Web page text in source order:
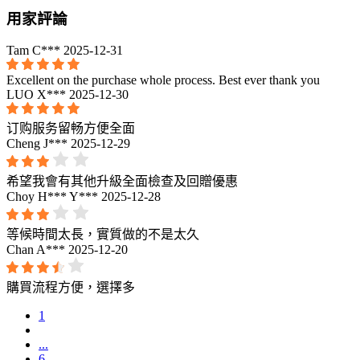
用家評論
Tam C*** 2025-12-31
Excellent on the purchase whole process. Best ever thank you
LUO X*** 2025-12-30
订购服务留畅方便全面
Cheng J*** 2025-12-29
希望我會有其他升級全面檢查及回贈優惠
Choy H*** Y*** 2025-12-28
等候時間太長，實質做的不是太久
Chan A*** 2025-12-20
購買流程方便，選擇多
1
...